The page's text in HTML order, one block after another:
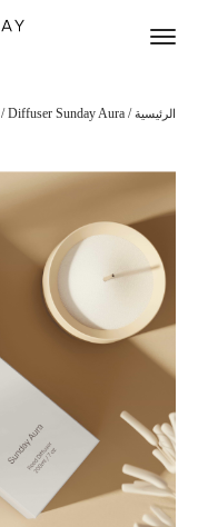
الرئيسية/
/ Diffuser Sunday Aura